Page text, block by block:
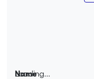
Loading...
Name